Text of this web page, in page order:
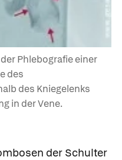
Phlebografie einer
des
des Kniegelenks
in der Vene.
der Schulter